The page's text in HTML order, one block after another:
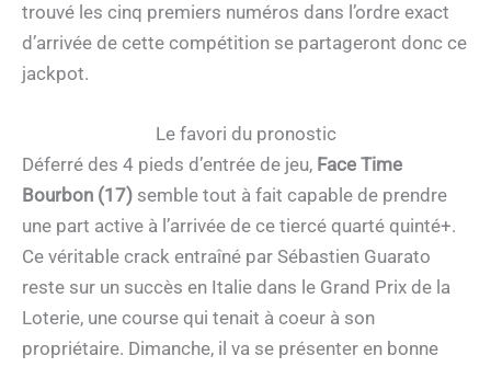
trouvé les cinq premiers numéros dans l’ordre exact
d’arrivée de cette compétition se partageront donc ce
jackpot.
Le favori du pronostic
Déferré des 4 pieds d’entrée de jeu, Face Time
Bourbon (17) semble tout à fait capable de prendre
une part active à l’arrivée de ce tiercé quarté quinté+.
Ce véritable crack entraîné par Sébastien Guarato
reste sur un succès en Italie dans le Grand Prix de la
Loterie, une course qui tenait à coeur à son
propriétaire. Dimanche, il va se présenter en bonne